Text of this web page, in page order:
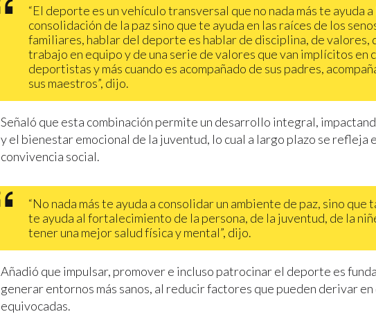
“El deporte es un vehículo transversal que no nada más te ayuda a
consolidación de la paz sino que te ayuda en las raíces de los
familiares, hablar del deporte es hablar de disciplina, de valores,
trabajo en equipo y de una serie de valores que van implícitos en
deportistas y más cuando es acompañado de sus padres,
sus maestros”, dijo.
Señaló que esta combinación permite un desarrollo integral,
y el bienestar emocional de la juventud, lo cual a largo plazo se refleja
convivencia social.
“No nada más te ayuda a consolidar un ambiente de paz, sino que
te ayuda al fortalecimiento de la persona, de la juventud, de la
tener una mejor salud física y mental”, dijo.
Añadió que impulsar, promover e incluso patrocinar el deporte es
generar entornos más sanos, al reducir factores que pueden derivar
equivocadas.